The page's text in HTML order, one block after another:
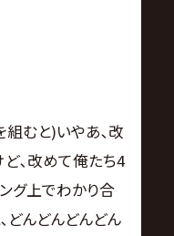
むと)いやあ､改
､改めて俺たち4
グ上でわかり合
どんどんどんどん